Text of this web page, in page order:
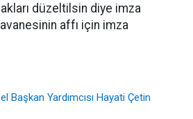
düzeltilsin diye imza
affı için imza
Başkan Yardımcısı Hayati Çetin